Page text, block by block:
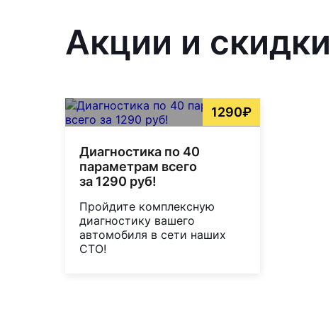
Акции и
1290₽
Диагностика по 40
параметрам всего
за 1290 руб!
Пройдите комплексную
диагностику вашего
автомобиля в сети наших
СТО!